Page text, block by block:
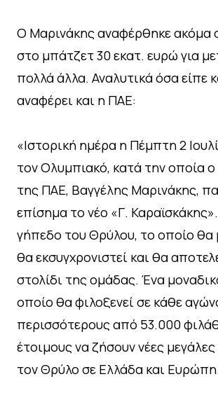
Ο Μαρινάκης αναφέρθηκε ακόμα
στο μπάτζετ 30 εκατ. ευρώ για
πολλά άλλα. Αναλυτικά όσα είπε
αναφέρει και η ΠΑΕ:
«Ιστορική ημέρα η Πέμπτη 2
τον Ολυμπιακό, κατά την οποία
της ΠΑΕ, Βαγγέλης Μαρινάκης,
επίσημα το νέο «Γ.
γήπεδο του Θρύλου, το οποίο θα
θα εκσυγχρονιστεί και θα
στολίδι της ομάδας. Ένα
οποίο θα φιλοξενεί σε κάθε
περισσότερους από 53.000
έτοιμους να ζήσουν νέες μεγάλες
τον Θρύλο σε Ελλάδα και Ευρώπη.